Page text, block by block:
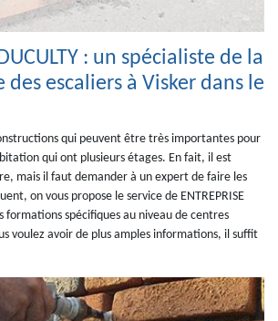
: un spécialiste de la
des escaliers à Visker dans le
qui peuvent être très importantes pour
qui ont plusieurs étages. En fait, il est
mais il faut demander à un expert de faire les
on vous propose le service de ENTREPRISE
formations spécifiques au niveau de centres
voulez avoir de plus amples informations, il suffit